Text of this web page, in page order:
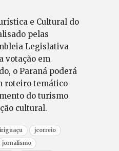
e Cultural do
pelas
Legislativa
votação em
o Paraná poderá
roteiro temático
do turismo
cultural.
jcorreio
jornalismo